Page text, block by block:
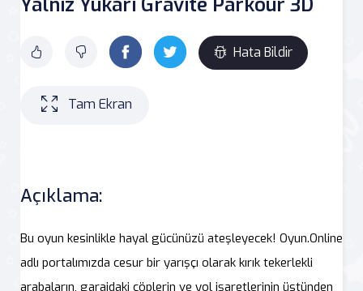
Hata Bildir
Tam Ekran
Açıklama:
Bu oyun kesinlikle hayal gücünüzü ateşleyecek! Oyun.Online
adlı portalımızda cesur bir yarışçı olarak kırık tekerlekli
arabaların, garajdaki çöplerin ve yol işaretlerinin üstünden